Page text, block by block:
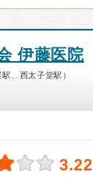
伊藤医院
、西太子堂駅）
3.22